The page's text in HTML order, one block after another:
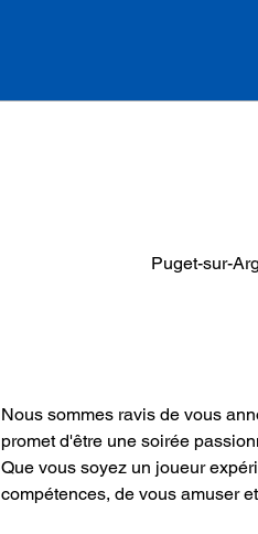
Puget-sur-
Nous sommes ravis de vous
promet d'être une soirée
Que vous soyez un joueur
compétences, de vous amuser